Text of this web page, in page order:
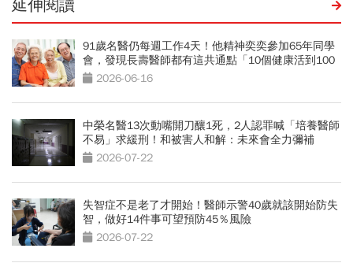
延伸閱讀
91歲名醫仍每週工作4天！他精神奕奕參加65年同學
會，發現長壽醫師都有這共通點「10個健康活到100
歲秘訣」
2026-06-16
中榮名醫13次動嘴開刀釀1死，2人認罪喊「培養醫師
不易」求緩刑！和被害人和解：未來會全力彌補
2026-07-22
失智症不是老了才開始！醫師示警40歲就該開始防失
智，做好14件事可望預防45％風險
2026-07-22